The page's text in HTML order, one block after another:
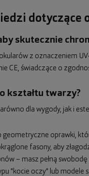
dotyczące
skutecznie
z oznaczeniem
CE, świadczące o
kształtu twarzy?
dla wygody, jak i
geometryczne oprawki,
fasony, aby
– masz pełną
"kocie oczy" lub modele